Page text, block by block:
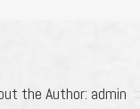
the Author: admin